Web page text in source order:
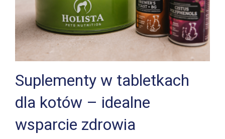
Suplementy w tabletkach
dla kotów – idealne
wsparcie zdrowia